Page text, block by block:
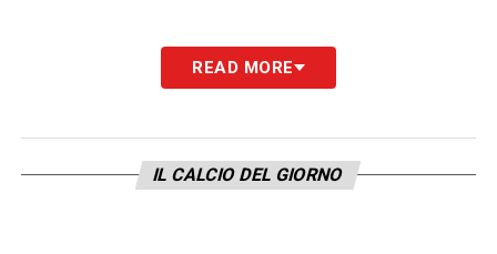
READ MORE
IL CALCIO DEL GIORNO